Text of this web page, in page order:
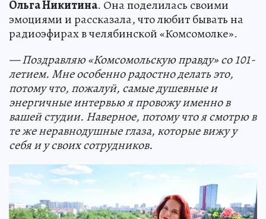
Ольга Никитина. Она поделилась своими
эмоциями и рассказала, что любит бывать на
радиоэфирах в челябинской «Комсомолке».
— Поздравляю «Комсомольскую правду» со 101-
летием. Мне особенно радостно делать это,
потому что, пожалуй, самые душевные и
энергичные интервью я провожу именно в
вашей студии. Наверное, потому что я смотрю в
те же неравнодушные глаза, которые вижу у
себя и у своих сотрудников.